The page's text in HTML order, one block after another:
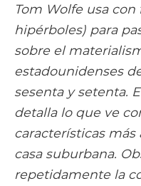
Tom Wolfe usa
hipérboles) para
sobre el
estadounidenses
sesenta y setenta.
detalla lo que ve
características
casa suburbana.
repetidamente la